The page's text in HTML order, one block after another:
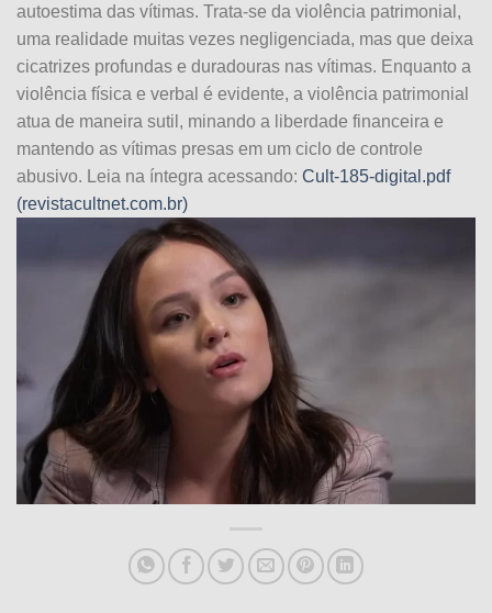
autoestima das vítimas. Trata-se da violência patrimonial,
uma realidade muitas vezes negligenciada, mas que deixa
cicatrizes profundas e duradouras nas vítimas. Enquanto a
violência física e verbal é evidente, a violência patrimonial
atua de maneira sutil, minando a liberdade financeira e
mantendo as vítimas presas em um ciclo de controle
abusivo. Leia na íntegra acessando: Cult-185-digital.pdf
(revistacultnet.com.br)